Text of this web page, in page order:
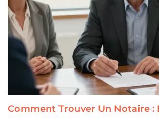
Comment Trouver Un Notaire :